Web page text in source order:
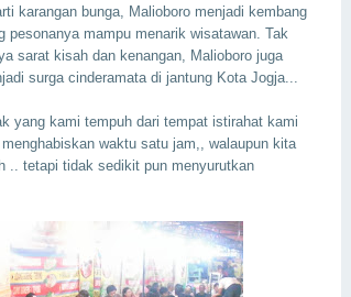
karangan bunga, Malioboro menjadi kembang
pesonanya mampu menarik wisatawan. Tak
sarat kisah dan kenangan, Malioboro juga
surga cinderamata di jantung Kota Jogja...
yang kami tempuh dari tempat istirahat kami
waktu satu jam,, walaupun kita
.. tetapi tidak sedikit pun menyurutkan